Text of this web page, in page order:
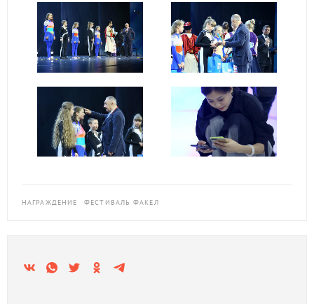
НАГРАЖДЕНИЕ ФЕСТИВАЛЬ ФАКЕЛ